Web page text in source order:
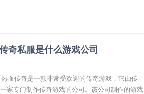
奇私服是什么游戏公司
血传奇是一款非常受欢迎的传奇游戏，它由传
家专门制作传奇游戏的公司。该公司制作的游戏